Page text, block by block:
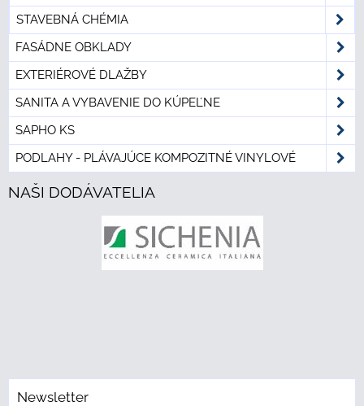
STAVEBNÁ CHÉMIA
FASÁDNE OBKLADY
EXTERIÉROVÉ DLAŽBY
SANITA A VYBAVENIE DO KÚPEĽNE
SAPHO KS
PODLAHY - PLÁVAJÚCE KOMPOZITNÉ VINYLOVÉ
NAŠI DODÁVATELIA
Newsletter